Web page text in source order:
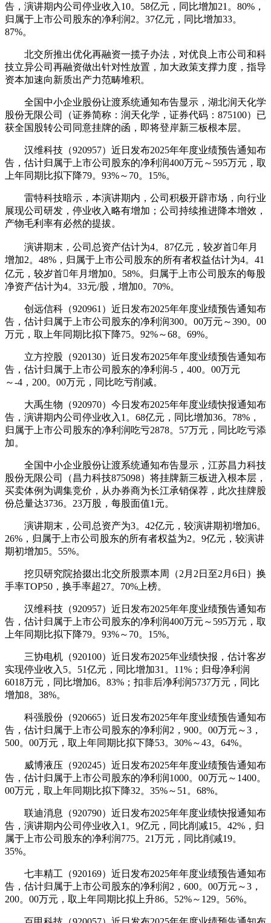
告，演讲期内公司停业收入10。58亿元，同比增加21。80%，
归属于上市公司股东的净利润2。37亿元，同比增加33。
87%。
北交所推出优化再融资一揽子办法，对优良上市公司和科
技立异公司再融资做出针对性放置，加大政策支撑力度，指导
资本加速向新质出产力范畴堆积。
全国中小企业股份让渡系统通知布告显示，湖北润天化学
股份无限公司（证券简称：润天化学，证券代码：875100）已
获全国股转公司同意挂牌的函，即将登岸新三板根本层。
汉维科技（920957）近日发布2025年年度业绩预告通知布
告，估计归属于上市公司股东的净利润400万元～595万元，取
上年同期比拟下降79。93%～70。15%。
雷特科技暗示，本演讲期内，公司积极开辟市场，向行业
展现公司研发，停业收入略有增加；公司持续推进降本增效，
产物毛利率有必然的提拔。
演讲期末，公司总资产估计为4。87亿元，较岁首年月
增加2。48%，归属于上市公司股东的所有者权益估计为4。41
亿元，较岁首年月增加0。58%。归属于上市公司股东的每股
净资产估计为4。33元/股，增加0。70%。
创远信科（920961）近日发布2025年年度业绩预告通知布
告，估计归属于上市公司股东的净利润300。00万元～390。00
万元，取上年同期比拟下降75。92%～68。69%。
立方控股（920130）近日发布2025年年度业绩预告通知布
告，估计归属于上市公司股东的净利润-5，400。00万元
～-4，200。00万元，同比吃亏削减。
大禹生物（920970）今日发布2025年年度业绩快报通知布
告，演讲期内公司停业收入1。68亿元，同比增加36。78%，
归属于上市公司股东的净利润吃亏2878。57万元，同比吃亏添
加。
全国中小企业股份让渡系统通知布告显示，江苏昌力科技
股份无限公司（昌力科技875098）将挂牌新三板进入根本层，
买卖体例为调集竞价，从办券商为长江承销保荐，此次挂牌股
份总量达3736。23万股，每股面值1元。
演讲期末，公司总资产为3。42亿元，较演讲期初增加6。
26%，归属于上市公司股东的所有者权益为2。9亿元，较演讲
期初增加5。55%。
挖贝研究院拾掇出北交所股票本周（2月2日至2月6日）换
手率TOP50，换手率超27。70%上榜。
汉维科技（920957）近日发布2025年年度业绩预告通知布
告，估计归属于上市公司股东的净利润400万元～595万元，取
上年同期比拟下降79。93%～70。15%。
三协电机（920100）近日发布2025年业绩快报，估计客岁
实现停业收入5。51亿元，同比增加31。11%；归母净利润
6018万元，同比增加6。83%；扣非后净利润5737万元，同比
增加8。38%。
科强股份（920665）近日发布2025年年度业绩预告通知布
告，估计归属于上市公司股东的净利润2，900。00万元～3，
500。00万元，取上年同期比拟下降53。30%～43。64%。
威博液压（920245）近日发布2025年年度业绩预告通知布
告，估计归属于上市公司股东的净利润1000。00万元～1400。
00万元，取上年同期比拟下降32。35%～51。68%。
联迪消息（920790）近日发布2025年年度业绩快报通知布
告，演讲期内公司停业收入1。9亿元，同比削减15。42%，归
属于上市公司股东的净利润775。21万元，同比削减19。
35%。
七丰精工（920169）近日发布2025年年度业绩预告通知布
告，估计归属于上市公司股东的净利润2，600。00万元～3，
200。00万元，取上年同期比拟上升86。52%～129。56%。